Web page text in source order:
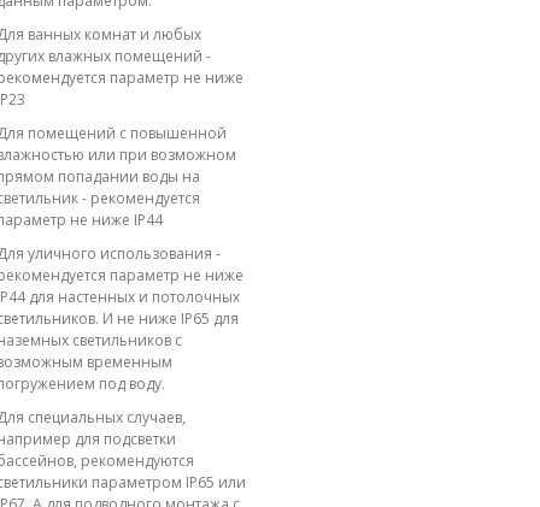
ванных комнат и любых
влажных помещений -
параметр не ниже
помещений с повышенной
или при возможном
попадании воды на
- рекомендуется
не ниже IP44
уличного использования -
параметр не ниже
для настенных и потолочных
И не ниже IP65 для
светильников с
временным
под воду.
специальных случаев,
для подсветки
рекомендуются
параметром IP65 или